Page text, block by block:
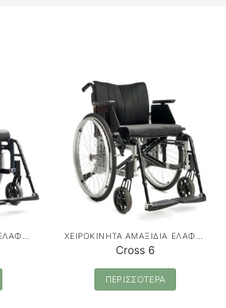
Cross 6
ΠΕΡΙΣΣΟΤΕΡΑ